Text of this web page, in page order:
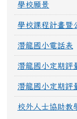
學校願景
學校課程計畫暨
潛龍國小電話表
潛龍國小定期評
潛龍國小定期評
校外人士協助教